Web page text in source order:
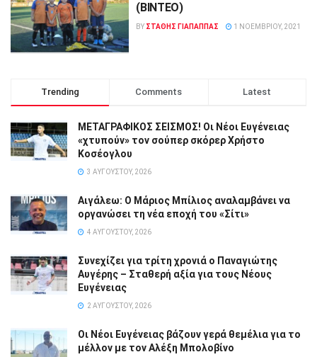
(BINTEO)
BY ΣΤΑΘΗΣ ΓΊΑΠΑΠΠΑΣ 1 ΝΟΕΜΒΡΊΟΥ, 2021
Trending Comments Latest
ΜΕΤΑΓΡΑΦΙΚΟΣ ΣΕΙΣΜΟΣ! Οι Νέοι Ευγένειας
«χτυπούν» τον σούπερ σκόρερ Χρήστο
Κοσέογλου
3 ΑΥΓΟΎΣΤΟΥ, 2026
Αιγάλεω: Ο Μάριος Μπίλιος αναλαμβάνει να
οργανώσει τη νέα εποχή του «Σίτι»
4 ΑΥΓΟΎΣΤΟΥ, 2026
Συνεχίζει για τρίτη χρονιά ο Παναγιώτης
Αυγέρης – Σταθερή αξία για τους Νέους
Ευγένειας
2 ΑΥΓΟΎΣΤΟΥ, 2026
Οι Νέοι Ευγένειας βάζουν γερά θεμέλια για το
μέλλον με τον Αλέξη Μπολοβίνο